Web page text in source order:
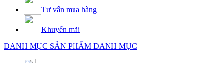
Tư vấn mua hàng
Khuyến mãi
DANH MỤC SẢN PHẨM DANH MỤC